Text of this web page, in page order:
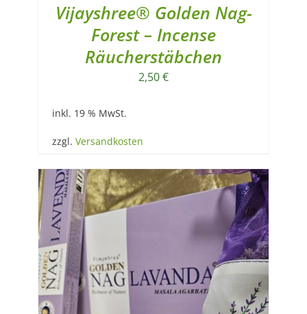
Vijayshree® Golden Nag-
Forest – Incense
Räucherstäbchen
2,50€
inkl. 19 % MwSt.
zzgl. Versandkosten